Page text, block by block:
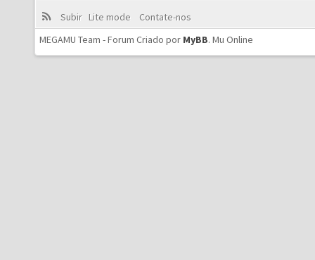
Subir Lite mode
Contate-nos
MEGAMU Team - Forum Criado por MyBB. Mu Online